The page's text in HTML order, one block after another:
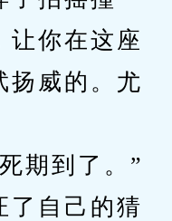
让你在这座
扬威的。尤
期到了。”
自己的猜